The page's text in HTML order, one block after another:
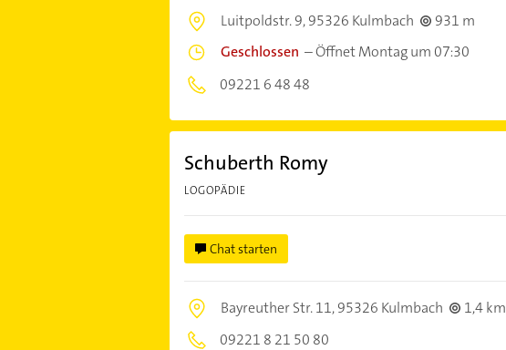
Luitpoldstr. 9,95326 Kulmbach
931 m
Geschlossen –Öffnet Montag um 07:30
09221 6 48 48
Schuberth Romy
LOGOPÄDIE
Chat starten
Bayreuther Str. 11,95326 Kulmbach
1,4 km
09221 8 21 50 80